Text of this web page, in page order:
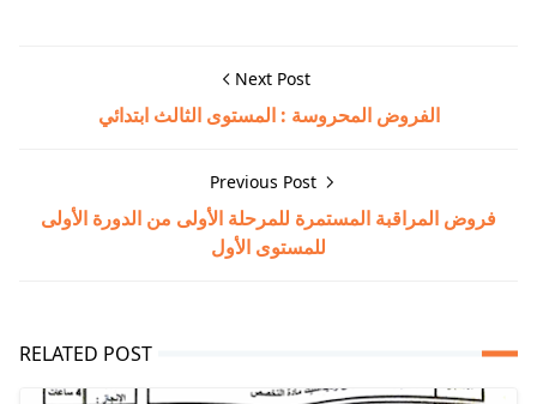
Next Post
الفروض المحروسة : المستوى الثالث ابتدائي
Previous Post
فروض المراقبة المستمرة للمرحلة الأولى من الدورة الأولى
للمستوى الأول
RELATED POST